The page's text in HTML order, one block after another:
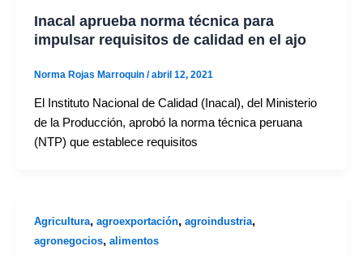
Inacal aprueba norma técnica para
impulsar requisitos de calidad en el ajo
Norma Rojas Marroquin /abril 12, 2021
El Instituto Nacional de Calidad (Inacal), del Ministerio
de la Producción, aprobó la norma técnica peruana
(NTP) que establece requisitos
Agricultura, agroexportación, agroindustria,
agronegocios, alimentos